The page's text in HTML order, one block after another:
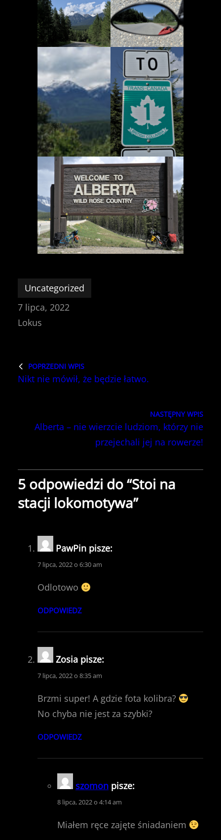
Uncategorized
7 lipca, 2022
Lokus
POPRZEDNI WPIS
Nikt nie mówił, że będzie łatwo.
NASTĘPNY WPIS
Alberta – nie wierzcie ludziom, którzy nie
przejechali jej na rowerze!
5 odpowiedzi do “Stoi na
stacji lokomotywa”
PawPin pisze:
7 lipca, 2022 o 6:30 am
Odlotowo
ODPOWIEDZ
Zosia pisze:
7 lipca, 2022 o 8:35 am
Brzmi super! A gdzie fota kolibra?
No chyba nie jest za szybki?
ODPOWIEDZ
szomon pisze:
8 lipca, 2022 o 4:14 am
Miałem ręce zajęte śniadaniem